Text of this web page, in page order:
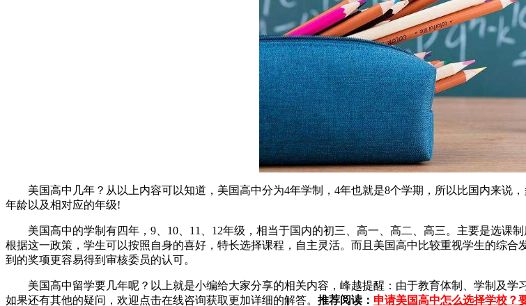
美国高中几年？从以上内容可以知道，美国高中分为4年学制，4年也就是8个学期，所以比国内来说
年龄以及相对应的年级!
美国高中的学制有四年，9、10、11、12年级，相当于国内的初三、高一、高二、高三。主要是选课制
根据这一政策，学生可以按照自身的喜好，特长选择课程，自主灵活。而且美国高中比较重视学生的综
到的奖项更容易得到审核委员的认可。
美国高中留学要几年呢？以上就是小编给大家分享的相关内容，峰越提醒：由于教育体制、学制及学
如果还有其他的疑问，欢迎点击在线咨询获取更加详细的解答。 推荐阅读： 申请美国高中怎么选择学校？